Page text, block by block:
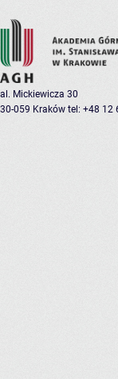
al. Mickiewicza 30
30-059 Kraków tel: +48 12